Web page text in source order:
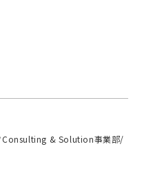
Consulting & Solution事業部/